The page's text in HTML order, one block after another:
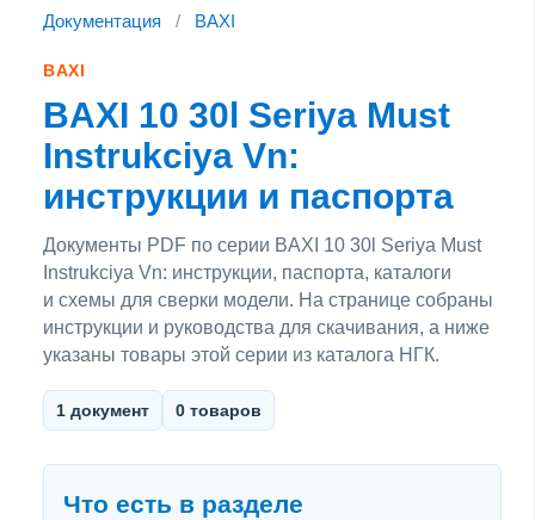
Документация / BAXI
BAXI
BAXI 10 30l Seriya Must
Instrukciya Vn:
инструкции и паспорта
Документы PDF по серии BAXI 10 30l Seriya Must
Instrukciya Vn: инструкции, паспорта, каталоги
и схемы для сверки модели. На странице собраны
инструкции и руководства для скачивания, а ниже
указаны товары этой серии из каталога НГК.
1 документ 0 товаров
Что есть в разделе